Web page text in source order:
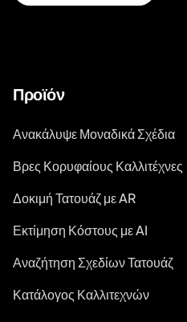
Προϊόν
Ανακάλυψε Μοναδικά Σχέδια
Βρες Κορυφαίους Καλλιτέχνες
Δοκιμή Τατουάζ με AR
Εκτίμηση Κόστους με AI
Αναζήτηση Σχεδίων Τατουάζ
Κατάλογος Καλλιτεχνών